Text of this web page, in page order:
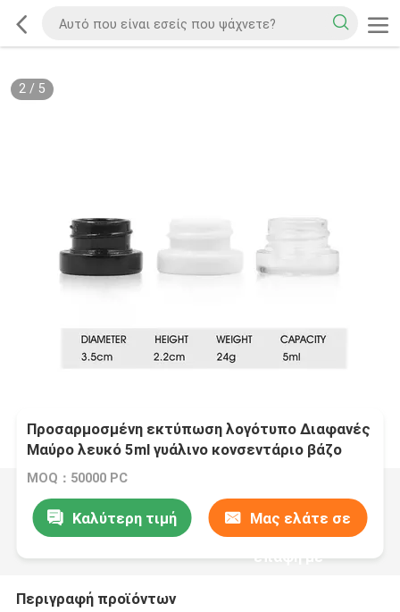
2/ 5
Προσαρμοσμένη εκτύπωση λογότυπο Διαφανές
Μαύρο λευκό 5ml γυάλινο κονσεντάριο βάζο
Παιδική απόδειξη
MOQ：50000 PC
Καλύτερη τιμή Μας ελάτε σε
επαφή με
Περιγραφή προϊόντων